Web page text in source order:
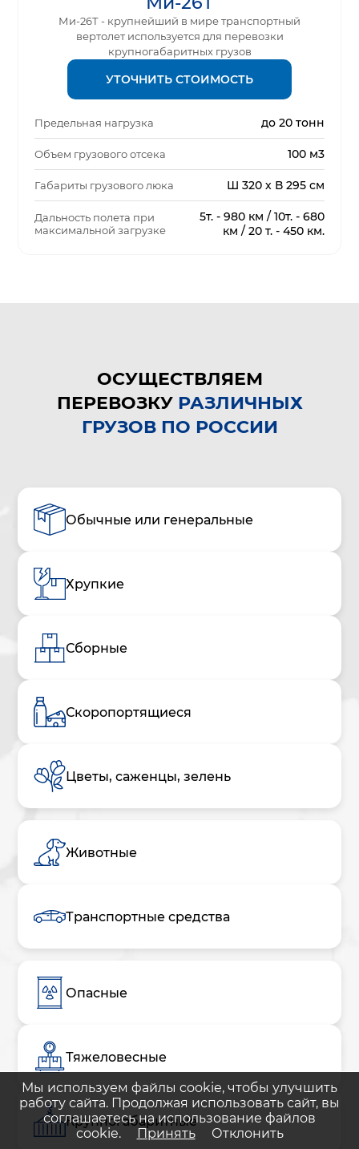
Ми-26Т - крупнейший в мире транспортный
вертолет используется для перевозки
крупногабаритных грузов
УТОЧНИТЬ СТОИМОСТЬ
Предельная нагрузка до 20 тонн
Объем грузового отсека 100 м3
Габариты грузового люка Ш 320 х В 295 см
Дальность полета при
максимальной загрузке
5т. - 980 км / 10т. - 680
км / 20 т. - 450 км.
ОСУЩЕСТВЛЯЕМ
ПЕРЕВОЗКУРАЗЛИЧНЫХ
ГРУЗОВ ПО РОССИИ
Обычные или генеральные
Хрупкие
Сборные
Скоропортящиеся
Цветы, саженцы, зелень
Животные
Транспортные средства
Опасные
Тяжеловесные
Крупногабаритные
Мы используем файлы cookie, чтобы улучшить
работу сайта. Продолжая использовать сайт, вы
соглашаетесь на использование файлов
cookie.
Принять Отклонить